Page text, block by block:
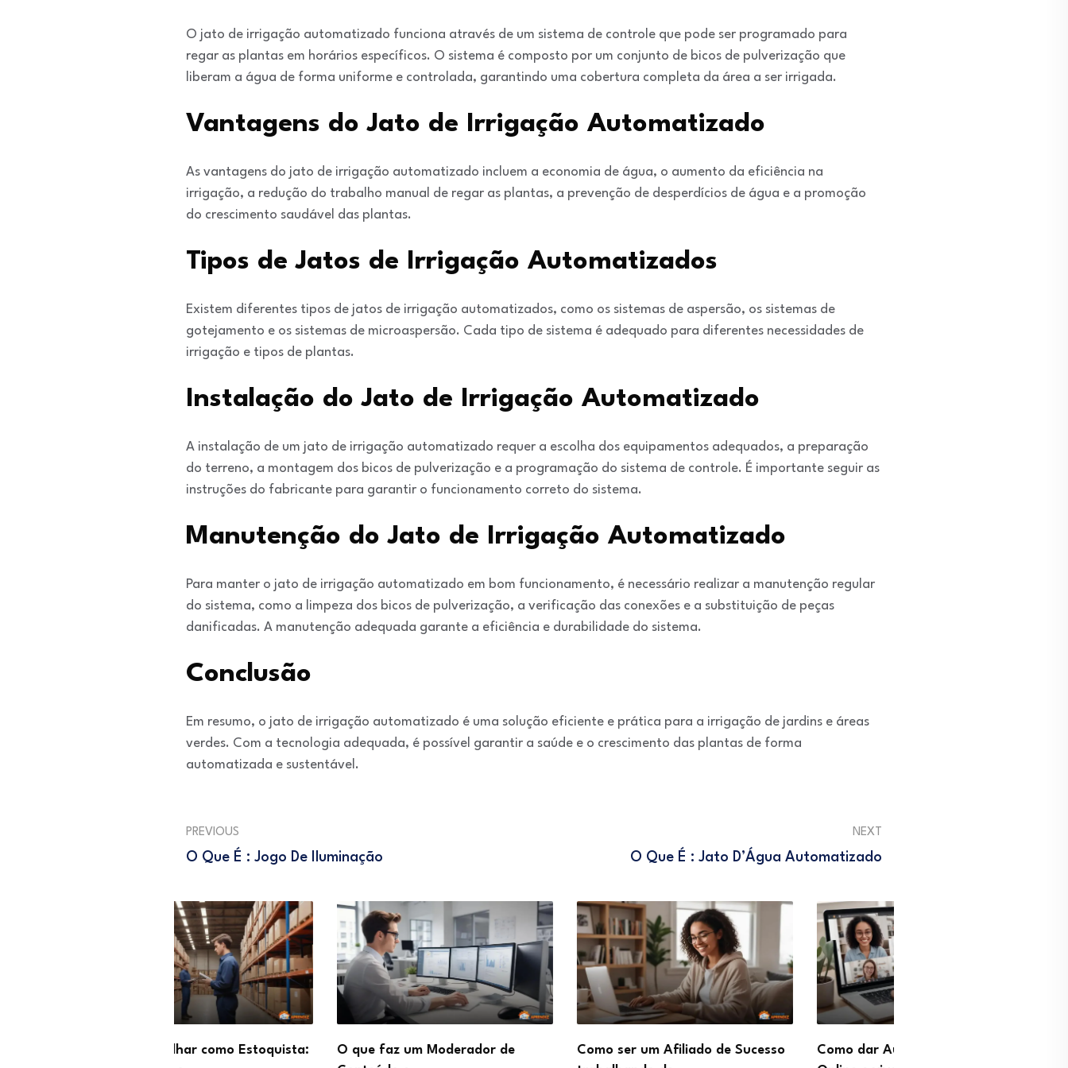
O jato de irrigação automatizado funciona através de um sistema de controle que pode ser programado para
regar as plantas em horários específicos. O sistema é composto por um conjunto de bicos de pulverização que
liberam a água de forma uniforme e controlada, garantindo uma cobertura completa da área a ser irrigada.
Vantagens do Jato de Irrigação Automatizado
As vantagens do jato de irrigação automatizado incluem a economia de água, o aumento da eficiência na
irrigação, a redução do trabalho manual de regar as plantas, a prevenção de desperdícios de água e a promoção
do crescimento saudável das plantas.
Tipos de Jatos de Irrigação Automatizados
Existem diferentes tipos de jatos de irrigação automatizados, como os sistemas de aspersão, os sistemas de
gotejamento e os sistemas de microaspersão. Cada tipo de sistema é adequado para diferentes necessidades de
irrigação e tipos de plantas.
Instalação do Jato de Irrigação Automatizado
A instalação de um jato de irrigação automatizado requer a escolha dos equipamentos adequados, a preparação
do terreno, a montagem dos bicos de pulverização e a programação do sistema de controle. É importante seguir as
instruções do fabricante para garantir o funcionamento correto do sistema.
Manutenção do Jato de Irrigação Automatizado
Para manter o jato de irrigação automatizado em bom funcionamento, é necessário realizar a manutenção regular
do sistema, como a limpeza dos bicos de pulverização, a verificação das conexões e a substituição de peças
danificadas. A manutenção adequada garante a eficiência e durabilidade do sistema.
Conclusão
Em resumo, o jato de irrigação automatizado é uma solução eficiente e prática para a irrigação de jardins e áreas
verdes. Com a tecnologia adequada, é possível garantir a saúde e o crescimento das plantas de forma
automatizada e sustentável.
PREVIOUS
O Que É : Jogo De Iluminação
NEXT
O Que É : Jato D’Água Automatizado
O que faz um Moderador de
Como ser um Afiliado de Sucesso
Como dar Aulas Particulares